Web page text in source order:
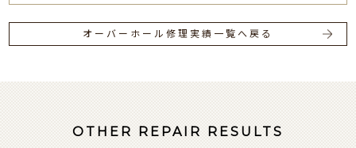
オーバーホール修理実績一覧へ戻る
OTHER REPAIR RESULTS